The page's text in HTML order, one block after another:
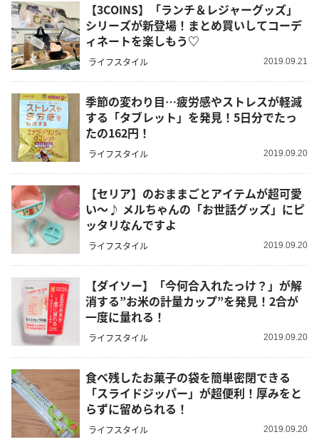
【3COINS】「ランチ＆レジャーグッズ」
シリーズが新登場！まとめ買いしてコーデ
ィネートを楽しもう♡
ライフスタイル 2019.09.21
季節の変わり目…疲労感やストレスが軽減
する「タブレット」を発見！5日分でたっ
たの162円！
ライフスタイル 2019.09.20
【セリア】のおままごとアイテムが超可愛
い～♪ メルちゃんの「お世話グッズ」にピ
ッタリなんですよ
ライフスタイル 2019.09.20
【ダイソー】「今何合入れたっけ？」が解
消する”お米の計量カップ”を発見！2合が
一度に量れる！
ライフスタイル 2019.09.20
食べ残したお菓子の袋を簡単密閉できる
「スライドジッパー」が超便利！厚みをと
らずに留められる！
ライフスタイル 2019.09.20